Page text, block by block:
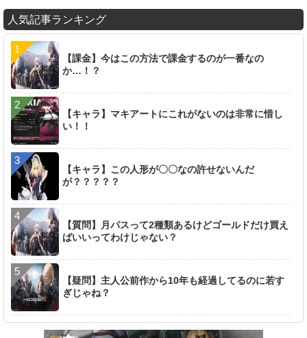
人気記事ランキング
【課金】今はこの方法で課金するのが一番なの
か…！？
【キャラ】マキアートにこれがないのは非常に惜し
い！！
【キャラ】この人形が〇〇なの許せないんだ
が？？？？？
【質問】月パスって2種類あるけどゴールドだけ買え
ばいいってわけじゃない？
【疑問】主人公前作から10年も経過してるのに若す
ぎじゃね？